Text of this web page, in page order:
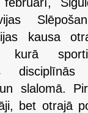
kausa
kurā
slalomā.
bet otrajā